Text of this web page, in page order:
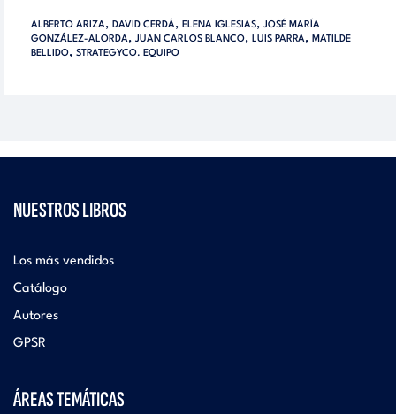
ALBERTO ARIZA, DAVID CERDÁ, ELENA IGLESIAS, JOSÉ MARÍA
GONZÁLEZ-ALORDA, JUAN CARLOS BLANCO, LUIS PARRA, MATILDE
BELLIDO, STRATEGYCO. EQUIPO
NUESTROS LIBROS
Los más vendidos
Catálogo
Autores
GPSR
ÁREAS TEMÁTICAS